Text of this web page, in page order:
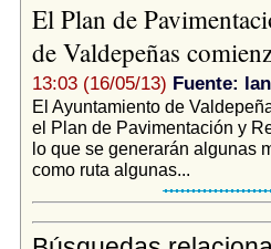
El Plan de
de Valdepeñas
13:03 (16/05/13) Fuente:
El Ayuntamiento de
el Plan de Pavimentación y
lo que se generarán algunas
como ruta algunas...